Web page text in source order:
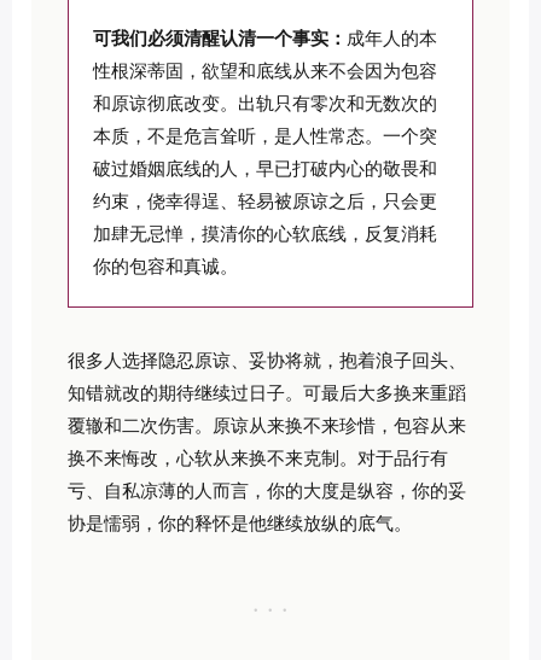
可我们必须清醒认清一个事实： 成年人的本
性根深蒂固，欲望和底线从来不会因为包容
和原谅彻底改变。出轨只有零次和无数次的
本质，不是危言耸听，是人性常态。一个突
破过婚姻底线的人，早已打破内心的敬畏和
约束，侥幸得逞、轻易被原谅之后，只会更
加肆无忌惮，摸清你的心软底线，反复消耗
你的包容和真诚。
很多人选择隐忍原谅、妥协将就，抱着浪子回头、
知错就改的期待继续过日子。可最后大多换来重蹈
覆辙和二次伤害。原谅从来换不来珍惜，包容从来
换不来悔改，心软从来换不来克制。对于品行有
亏、自私凉薄的人而言，你的大度是纵容，你的妥
协是懦弱，你的释怀是他继续放纵的底气。
· · ·